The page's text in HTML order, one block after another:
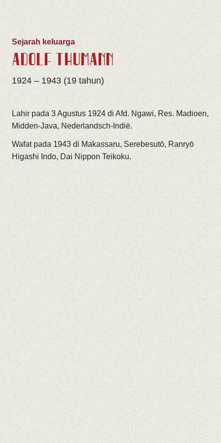
Sejarah keluarga
ADOLF THÜMANN
1924 – 1943 (19 tahun)
Lahir pada 3 Agustus 1924 di Afd. Ngawi, Res. Madioen,
Midden-Java, Nederlandsch-Indië.
Wafat pada 1943 di Makassaru, Serebesutō, Ranryō
Higashi Indo, Dai Nippon Teikoku.